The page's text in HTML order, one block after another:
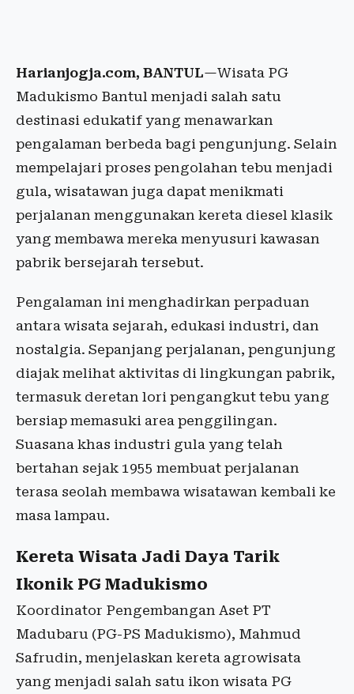
Harianjogja.com, BANTUL—Wisata PG
Madukismo Bantul menjadi salah satu
destinasi edukatif yang menawarkan
pengalaman berbeda bagi pengunjung. Selain
mempelajari proses pengolahan tebu menjadi
gula, wisatawan juga dapat menikmati
perjalanan menggunakan kereta diesel klasik
yang membawa mereka menyusuri kawasan
pabrik bersejarah tersebut.
Pengalaman ini menghadirkan perpaduan
antara wisata sejarah, edukasi industri, dan
nostalgia. Sepanjang perjalanan, pengunjung
diajak melihat aktivitas di lingkungan pabrik,
termasuk deretan lori pengangkut tebu yang
bersiap memasuki area penggilingan.
Suasana khas industri gula yang telah
bertahan sejak 1955 membuat perjalanan
terasa seolah membawa wisatawan kembali ke
masa lampau.
Kereta Wisata Jadi Daya Tarik
Ikonik PG Madukismo
Koordinator Pengembangan Aset PT
Madubaru (PG-PS Madukismo), Mahmud
Safrudin, menjelaskan kereta agrowisata
yang menjadi salah satu ikon wisata PG